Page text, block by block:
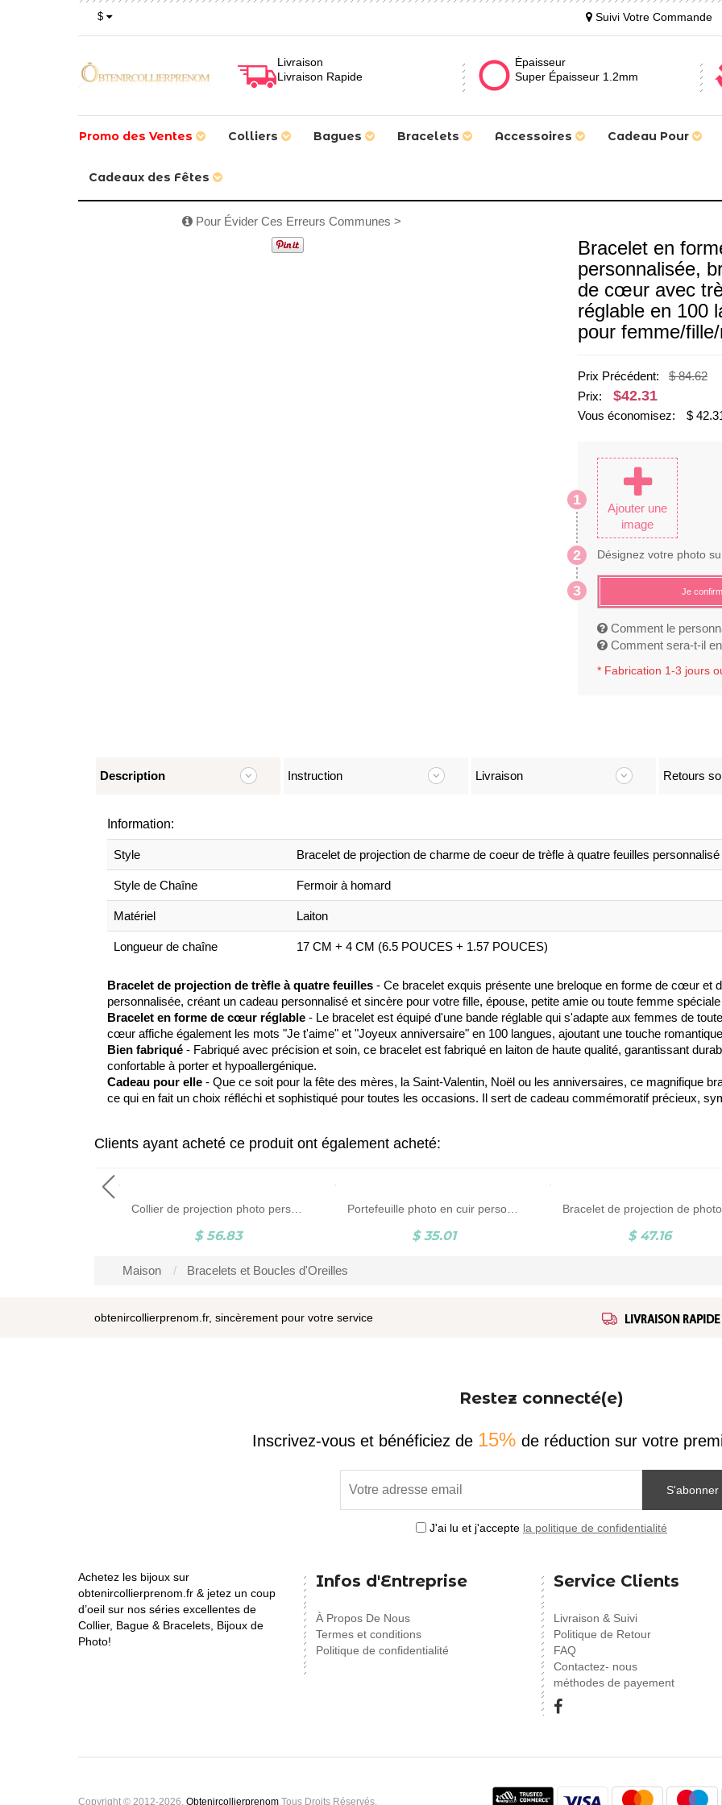
$ Suivi Votre Commande
Livraison
Livraison Rapide
Épaisseur
Super Épaisseur 1.2mm
Promo des Ventes Colliers Bagues Bracelets Accessoires Cadeau Pour
Cadeaux des Fêtes
1/7
Pour Évider Ces Erreurs Communes >
Bracelet en
personnalisée,
de cœur avec
réglable en 100
pour femme/
Prix Précédent:
$ 84.62
Prix:
$42.31
Vous économisez: $
Ajouter une
image
Désignez votre photo
Je
Comment le
Comment sera-t-il
* Fabrication 1-3 jours
1
2
3
Description Instruction Livraison Retours
Information:
Style Bracelet de projection de charme de coeur de trèfle à quatre feuilles personnalisé
Style de Chaîne Fermoir à homard
Matériel Laiton
Longueur de chaîne 17 CM + 4 CM (6.5 POUCES + 1.57 POUCES)
Bracelet de projection de trèfle à quatre feuilles - Ce bracelet exquis présente une breloque en forme de cœur et
personnalisée, créant un cadeau personnalisé et sincère pour votre fille, épouse, petite amie ou toute femme
Bracelet en forme de cœur réglable - Le bracelet est équipé d'une bande réglable qui s'adapte aux femmes de
cœur affiche également les mots "Je t'aime" et "Joyeux anniversaire" en 100 langues, ajoutant une touche
Bien fabriqué - Fabriqué avec précision et soin, ce bracelet est fabriqué en laiton de haute qualité, garantissant
confortable à porter et hypoallergénique.
Cadeau pour elle - Que ce soit pour la fête des mères, la Saint-Valentin, Noël ou les anniversaires, ce magnifique
ce qui en fait un choix réfléchi et sophistiqué pour toutes les occasions. Il sert de cadeau commémoratif précieux,
Clients ayant acheté ce produit ont également acheté:
$ 56.83
Portefeuille photo en cuir personnalisé pour homme
$ 35.01 $ 47.16
Maison Bracelets et Boucles d'Oreilles
obtenircollierprenom.fr, sincèrement pour votre service
Restez connecté(e)
Inscrivez-vous et bénéficiez de 15% de réduction sur votre
S'abonner
J'ai lu et j'accepte la politique de confidentialité
Achetez les bijoux sur
obtenircollierprenom.fr & jetez un coup
d’oeil sur nos séries excellentes de
Collier, Bague & Bracelets, Bijoux de
Photo!
Infos d'Entreprise
À Propos De Nous
Termes et conditions
Politique de confidentialité
Service Clients
Livraison & Suivi
Politique de Retour
FAQ
Contactez- nous
méthodes de payement
Copyright © 2012-2026, Obtenircollierprenom Tous Droits Réservés.